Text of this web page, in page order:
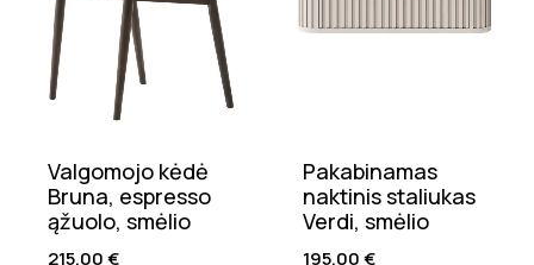
Valgomojo kėdė
Bruna, espresso
ąžuolo, smėlio
215,00€
Pakabinamas
naktinis staliukas
Verdi, smėlio
195,00€